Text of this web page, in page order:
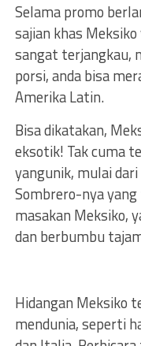
Selama promo
sajian khas
sangat terjangkau,
porsi, anda bisa
Amerika Latin.
Bisa dikatakan,
eksotik! Tak cuma
yangunik, mulai
Sombrero-nya
masakan Meksiko,
dan berbumbu
Hidangan Meksiko
mendunia, seperti